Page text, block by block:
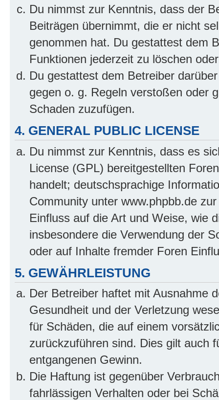
Du nimmst zur Kenntnis, dass der
Beiträgen übernimmt, die er nicht
genommen hat. Du gestattest dem
Funktionen jederzeit zu löschen
Du gestattest dem Betreiber
gegen o. g. Regeln verstoßen oder
Schaden zuzufügen.
4. GENERAL PUBLIC LICENSE
Du nimmst zur Kenntnis, dass es
License (GPL) bereitgestellten
handelt; deutschsprachige
Community unter www.phpbb.de
Einfluss auf die Art und Weise, wie
insbesondere die Verwendung der
oder auf Inhalte fremder Foren
5. GEWÄHRLEISTUNG
Der Betreiber haftet mit Ausnahme
Gesundheit und der Verletzung
für Schäden, die auf einem
zurückzuführen sind. Dies gilt auch
entgangenen Gewinn.
Die Haftung ist gegenüber
fahrlässigen Verhalten oder bei